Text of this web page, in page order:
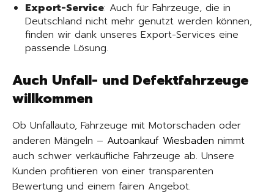
Export-Service: Auch für Fahrzeuge, die in
Deutschland nicht mehr genutzt werden können,
finden wir dank unseres Export-Services eine
passende Lösung.
Auch Unfall- und Defektfahrzeuge
willkommen
Ob Unfallauto, Fahrzeuge mit Motorschaden oder
anderen Mängeln – Autoankauf Wiesbaden nimmt
auch schwer verkäufliche Fahrzeuge ab. Unsere
Kunden profitieren von einer transparenten
Bewertung und einem fairen Angebot.